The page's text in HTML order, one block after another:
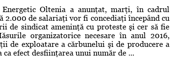
Energetic Oltenia a anunţat, marţi, în cadrul
2.000 de salariaţi vor fi concediaţi începând cu
de sindicat ameninţă cu proteste şi cer să fie
organizatorice necesare în anul 2016,
de exploatare a cărbunelui şi de producere a
efect desfiinţarea unui număr de ...